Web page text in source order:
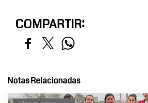
COMPARTIR:
Notas Relacionadas